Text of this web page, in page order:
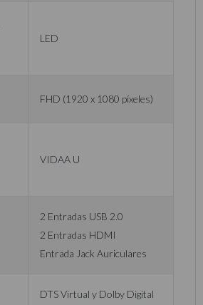
LED
FHD (1920 x 1080 píxeles)
VIDAA U
2 Entradas USB 2.0
2 Entradas HDMI
Entrada Jack Auriculares
DTS Virtual y Dolby Digital